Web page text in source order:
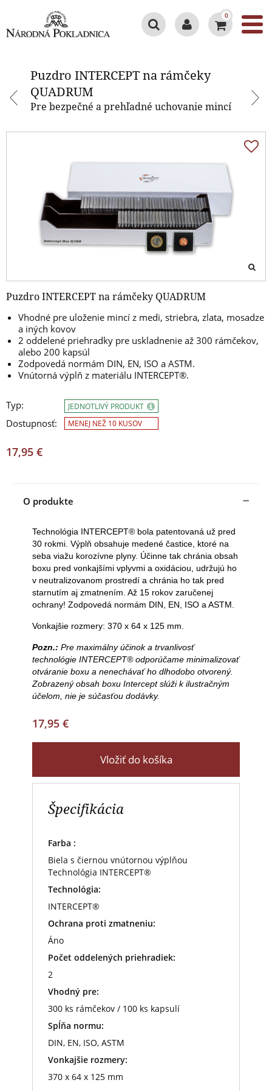
0
Puzdro INTERCEPT na rámčeky
QUADRUM
Pre bezpečné a prehľadné uchovanie mincí
Puzdro INTERCEPT na rámčeky QUADRUM
Vhodné pre uloženie mincí z medi, striebra, zlata, mosadze
a iných kovov
2 oddelené priehradky pre uskladnenie až 300 rámčekov,
alebo 200 kapsúl
Zodpovedá normám DIN, EN, ISO a ASTM.
Vnútorná výplň z materiálu INTERCEPT®.
Typ:
Dostupnosť:
JEDNOTLIVÝ PRODUKT
MENEJ NEŽ 10 KUSOV
17,95 €
O produkte
Technológia INTERCEPT® bola patentovaná už pred
30 rokmi. Výplň obsahuje medené častice, ktoré na
seba viažu korozívne plyny. Účinne tak chránia obsah
boxu pred vonkajšími vplyvmi a oxidáciou, udržujú ho
v neutralizovanom prostredí a chránia ho tak pred
starnutím aj zmatnením. Až 15 rokov zaručenej
ochrany! Zodpovedá normám DIN, EN, ISO a ASTM.
Vonkajšie rozmery: 370 x 64 x 125 mm.
Pozn.: Pre maximálny účinok a trvanlivosť
technológie INTERCEPT® odporúčame minimalizovať
otváranie boxu a nenechávať ho dlhodobo otvorený.
Zobrazený obsah boxu Intercept slúži k ilustračným
účelom, nie je súčasťou dodávky.
17,95 €
Vložiť do košíka
Špecifikácia
Farba :
Biela s čiernou vnútornou výplňou
Technológia INTERCEPT®
Technológia:
INTERCEPT®
Ochrana proti zmatneniu:
Áno
Počet oddelených priehradiek:
2
Vhodný pre:
300 ks rámčekov / 100 ks kapsulí
Spĺňa normu:
DIN, EN, ISO, ASTM
Vonkajšie rozmery:
370 x 64 x 125 mm
Puzdro INTERCEPT na rámčeky